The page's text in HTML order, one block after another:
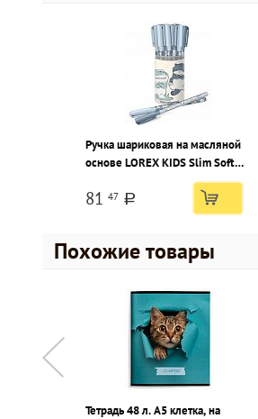
Ручка шариковая на масляной
основе LOREX KIDS Slim Soft
Grip синий 0,5 мм ассорти кругл.
корп. ultra-soft touch грип
игольчатый наконечник
81 47 a
Похожие товары
Тетрадь 48 л. А5 клетка, на